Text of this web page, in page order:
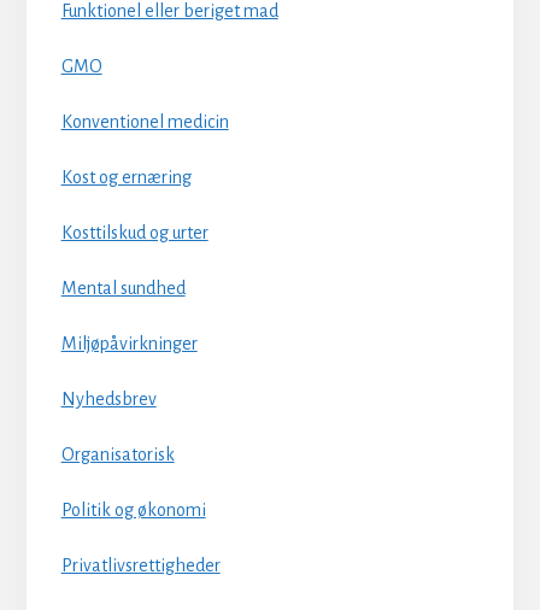
Funktionel eller beriget mad
GMO
Konventionel medicin
Kost og ernæring
Kosttilskud og urter
Mental sundhed
Miljøpåvirkninger
Nyhedsbrev
Organisatorisk
Politik og økonomi
Privatlivsrettigheder